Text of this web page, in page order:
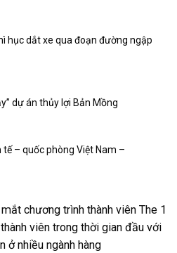
hục dắt xe qua đoạn đường ngập
dự án thủy lợi Bản Mồng
tế – quốc phòng Việt Nam –
chương trình thành viên The 1
viên trong thời gian đầu với
ở nhiều ngành hàng